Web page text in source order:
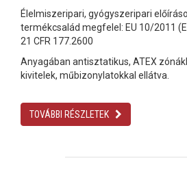
Élelmiszeripari, gyógyszeripari
termékcsalád megfelel: EU 10/2011
21 CFR 177.2600
Anyagában antisztatikus, ATEX
kivitelek, műbizonylatokkal ellátva.
TOVÁBBI RÉSZLETEK